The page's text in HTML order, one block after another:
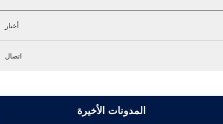
أخبار
اتصال
المدونات الأخيرة